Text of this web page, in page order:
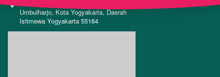
Umbulharjo, Kota Yogyakarta, Daerah
Istimewa Yogyakarta 55164